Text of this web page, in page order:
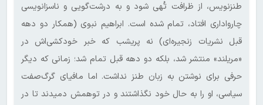
طنزنویس، از ظرافت تُهی شود و به درشت‌گویی و ناسزانویسی
چارواداری افتاد، تمام شده است. ابراهیم نبوی (همکار دو دهه
قبل نشریات زنجیره‌ای) نه پریشب که خبر خودکشی‌اش در
«مریلند» منتشر شد، بلکه دو دهه قبل تمام شد؛ زمانی که دیگر
حرفی برای نوشتن به زبان طنز نداشت. اما مافیای گرگ‌صفت
سیاسی، او را به حال خود نگذاشتند و در توهمش دمیدند تا در